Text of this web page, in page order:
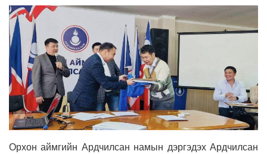
Орхон аймгийн Ардчилсан намын дэргэдэх Ардчилсан